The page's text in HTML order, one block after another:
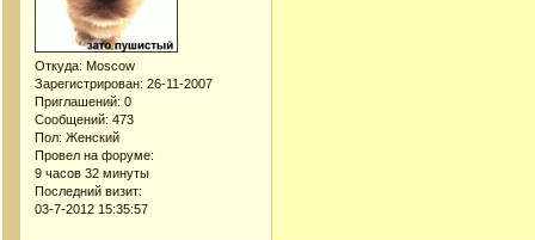
Откуда: Moscow
Зарегистрирован: 26-11-2007
Приглашений: 0
Сообщений: 473
Пол: Женский
Провел на форуме:
9 часов 32 минуты
Последний визит:
03-7-2012 15:35:57